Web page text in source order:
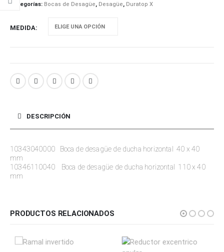
Categorías: Bocas de Desagüe Desagüe Duratop X
MEDIDA
DESCRIPCIÓN
10343040000 Boca de desagüe de ducha horizontal 40 x 40
mm
10346110040 Boca de desagüe de ducha horizontal 110 x 40
mm
PRODUCTOS RELACIONADOS
Este producto tiene múltiples variantes. Las opciones se pueden elegir en la página de producto